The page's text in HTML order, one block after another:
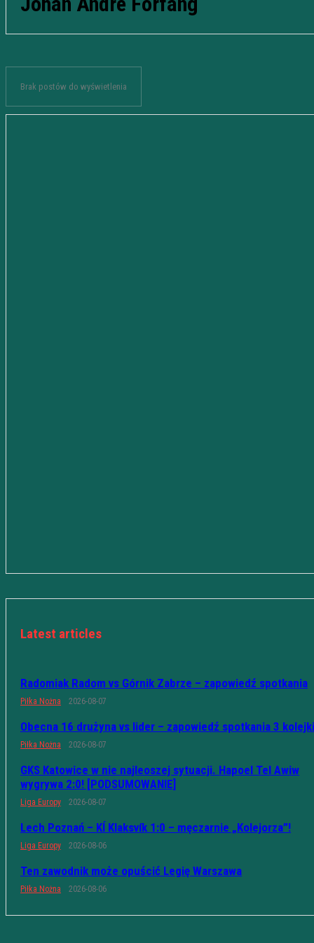
Brak postów do wyświetlenia
Latest articles
Radomiak Radom vs Górnik Zabrze – zapowiedź spotkania
Piłka Nożna 2026-08-07
Obecna 16 drużyna vs lider – zapowiedź spotkania 3 kolejki
Piłka Nożna 2026-08-07
GKS Katowice w nie najleoszej sytuacji. Hapoel Tel Awiw
wygrywa 2:0! [PODSUMOWANIE]
Liga Europy 2026-08-07
Lech Poznań – KÍ Klaksvík 1:0 – męczarnie „Kolejorza”!
Liga Europy 2026-08-06
Ten zawodnik może opuścić Legię Warszawa
Piłka Nożna 2026-08-06